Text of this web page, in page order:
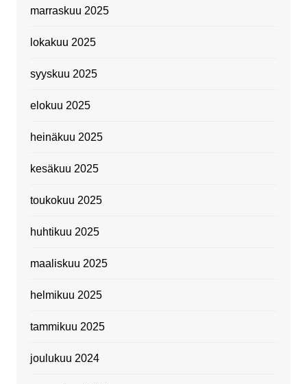
marraskuu 2025
lokakuu 2025
syyskuu 2025
elokuu 2025
heinäkuu 2025
kesäkuu 2025
toukokuu 2025
huhtikuu 2025
maaliskuu 2025
helmikuu 2025
tammikuu 2025
joulukuu 2024